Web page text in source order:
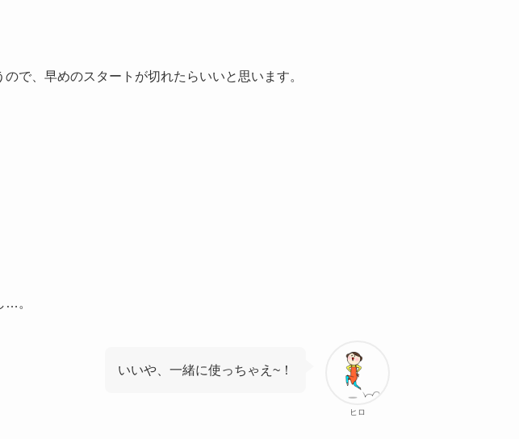
で、早めのスタートが切れたらいいと思います。
…。
ヒロ
いいや、一緒に使っちゃえ~！